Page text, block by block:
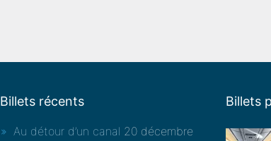
Billets récents
Au détour d’un canal 20 décembre
Billets